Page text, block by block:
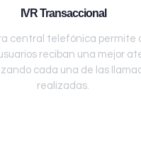
IVR Transaccional
central telefónica permite
reciban una mejor
cada una de las
realizadas.